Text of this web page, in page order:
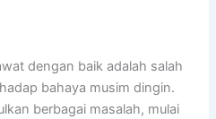
dengan baik adalah salah
bahaya musim dingin.
berbagai masalah, mulai